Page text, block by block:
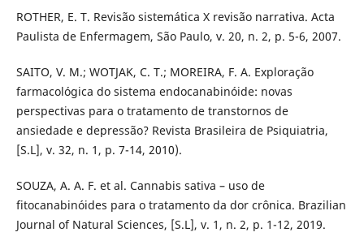
ROTHER, E. T. Revisão sistemática X revisão narrativa. Acta
Paulista de Enfermagem, São Paulo, v. 20, n. 2, p. 5-6, 2007.
SAITO, V. M.; WOTJAK, C. T.; MOREIRA, F. A. Exploração
farmacológica do sistema endocanabinóide: novas
perspectivas para o tratamento de transtornos de
ansiedade e depressão? Revista Brasileira de Psiquiatria,
[S.L], v. 32, n. 1, p. 7-14, 2010).
SOUZA, A. A. F. et al. Cannabis sativa – uso de
fitocanabinóides para o tratamento da dor crônica. Brazilian
Journal of Natural Sciences, [S.L], v. 1, n. 2, p. 1-12, 2019.